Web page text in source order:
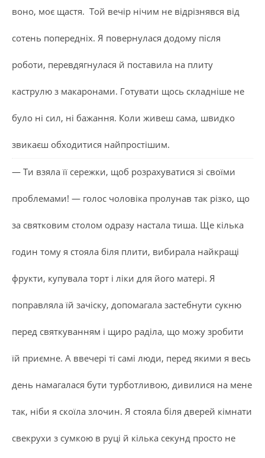
воно, моє щастя. Той вечір нічим не відрізнявся від
сотень попередніх. Я повернулася додому після
роботи, перевдягнулася й поставила на плиту
каструлю з макаронами. Готувати щось складніше не
було ні сил, ні бажання. Коли живеш сама, швидко
звикаєш обходитися найпростішим.
— Ти взяла її сережки, щоб розрахуватися зі своїми
проблемами! — голос чоловіка пролунав так різко, що
за святковим столом одразу настала тиша. Ще кілька
годин тому я стояла біля плити, вибирала найкращі
фрукти, купувала торт і ліки для його матері. Я
поправляла їй зачіску, допомагала застебнути сукню
перед святкуванням і щиро раділа, що можу зробити
їй приємне. А ввечері ті самі люди, перед якими я весь
день намагалася бути турботливою, дивилися на мене
так, ніби я скоїла злочин. Я стояла біля дверей кімнати
свекрухи з сумкою в руці й кілька секунд просто не